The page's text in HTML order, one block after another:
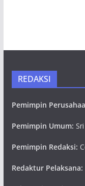
REDAKSI
Pemimpin
Pemimpin Umum:
Pemimpin Redaksi:
Redaktur Pelaksana: